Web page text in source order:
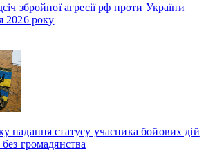
збройної агресії рф проти України
2026 року
надання статусу учасника бойових дій
громадянства